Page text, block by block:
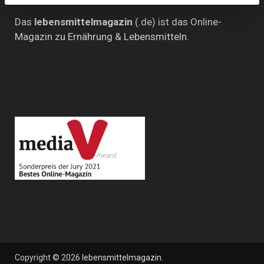
Das lebensmittelmagazin (.de) ist das Online-
Magazin zu Ernährung & Lebensmitteln.
Copyright © 2026 lebensmittelmagazin